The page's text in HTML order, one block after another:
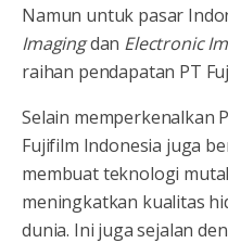
Namun untuk pasar
Imagingdan Electronic
raihan pendapatan PT
Selain memperkenalkan
Fujifilm Indonesia juga
membuat teknologi
meningkatkan kualitas
dunia. Ini juga sejalan